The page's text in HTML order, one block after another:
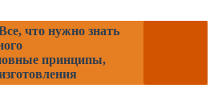
что нужно знать
принципы,